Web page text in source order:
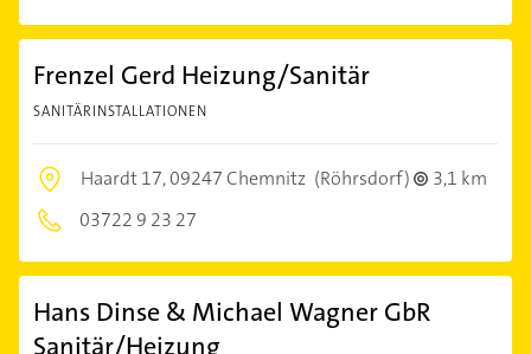
Frenzel Gerd Heizung/Sanitär
SANITÄRINSTALLATIONEN
Haardt 17,09247 Chemnitz (Röhrsdorf)
3,1 km
03722 9 23 27
Hans Dinse & Michael Wagner GbR
Sanitär/Heizung